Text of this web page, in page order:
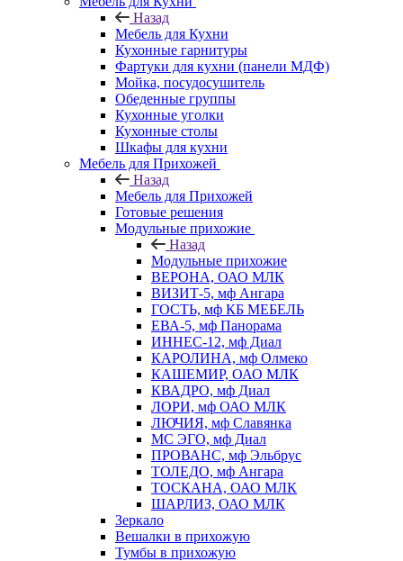
Назад
Мебель для Кухни
Кухонные гарнитуры
Фартуки для кухни (панели МДФ)
Мойка, посудосушитель
Обеденные группы
Кухонные уголки
Кухонные столы
Шкафы для кухни
Мебель для Прихожей
Назад
Мебель для Прихожей
Готовые решения
Модульные прихожие
Назад
Модульные прихожие
ВЕРОНА, ОАО МЛК
ВИЗИТ-5, мф Ангара
ГОСТЬ, мф КБ МЕБЕЛЬ
ЕВА-5, мф Панорама
ИННЕС-12, мф Диал
КАРОЛИНА, мф Олмеко
КАШЕМИР, ОАО МЛК
КВАДРО, мф Диал
ЛОРИ, мф ОАО МЛК
ЛЮЧИЯ, мф Славянка
МС ЭГО, мф Диал
ПРОВАНС, мф Эльбрус
ТОЛЕДО, мф Ангара
ТОСКАНА, ОАО МЛК
ШАРЛИЗ, ОАО МЛК
Зеркало
Вешалки в прихожую
Тумбы в прихожую